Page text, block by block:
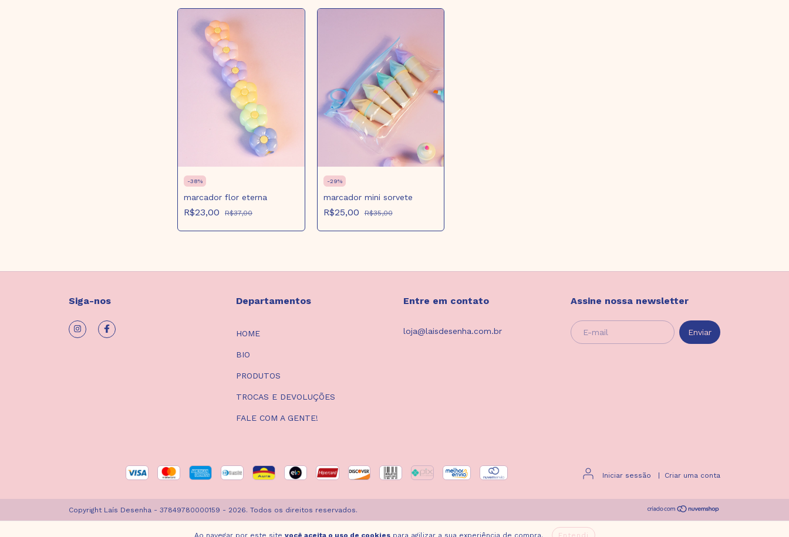
Ao navegar por este site você aceita o uso de cookiespara agilizar a sua experiência de compra. Entendi
-38%
marcador flor eterna
R$23,00 R$37,00
-29%
marcador mini sorvete
R$25,00 R$35,00
Siga-nos Departamentos
HOME
BIO
PRODUTOS
TROCAS E DEVOLUÇÕES
FALE COM A GENTE!
Entre em contato
loja@laisdesenha.com.br
Assine nossa newsletter
Iniciar sessão Criar uma conta
Copyright Laís Desenha - 37849780000159 - 2026. Todos os direitos reservados.